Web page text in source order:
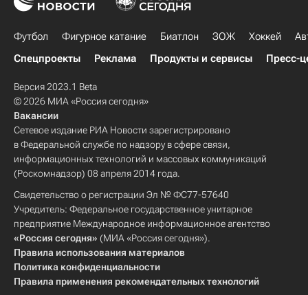
Футбол Фигурное катание Биатлон ЗОЖ Хоккей
Спецпроекты
Реклама Продукты и сервисы Пресс-
Версия 2023.1 Beta
© 2026 МИА «Россия сегодня»
Вакансии
Сетевое издание РИА Новости зарегистрировано
в Федеральной службе по надзору в сфере связи,
информационных технологий и массовых коммуникаций
(Роскомнадзор) 08 апреля 2014 года.
Свидетельство о регистрации Эл № ФС77-57640
Учредитель: Федеральное государственное унитарное
предприятие Международное информационное агентство
«Россия сегодня» (МИА «Россия сегодня»).
Правила использования материалов
Политика конфиденциальности
Правила применения рекомендательных технологий